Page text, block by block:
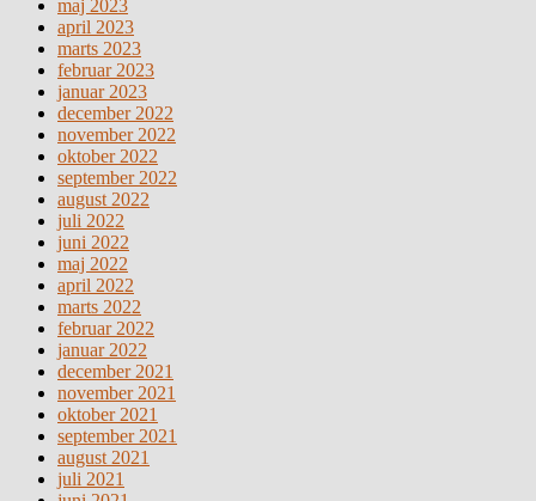
maj 2023
april 2023
marts 2023
februar 2023
januar 2023
december 2022
november 2022
oktober 2022
september 2022
august 2022
juli 2022
juni 2022
maj 2022
april 2022
marts 2022
februar 2022
januar 2022
december 2021
november 2021
oktober 2021
september 2021
august 2021
juli 2021